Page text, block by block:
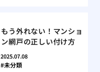
もう外れない！マンショ
ン網戸の正しい付け方
2025.07.08
未分類